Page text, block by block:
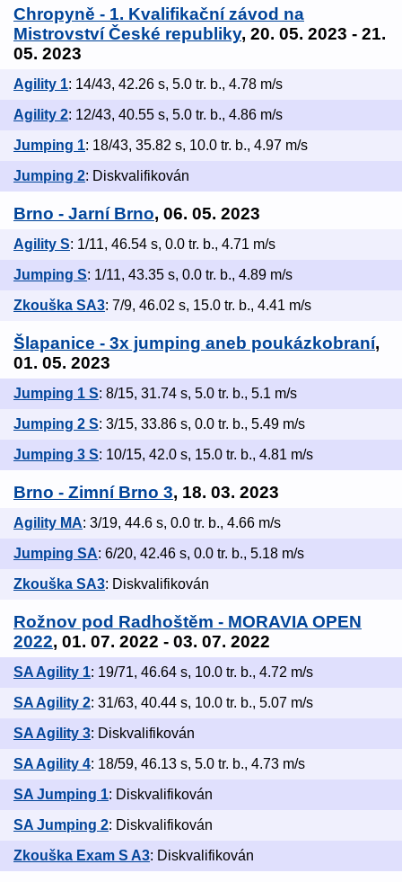
Chropyně - 1. Kvalifikační závod na
Mistrovství České republiky, 20. 05. 2023 - 21.
05. 2023
Agility 1: 14/43, 42.26 s, 5.0 tr. b., 4.78 m/s
Agility 2: 12/43, 40.55 s, 5.0 tr. b., 4.86 m/s
Jumping 1: 18/43, 35.82 s, 10.0 tr. b., 4.97 m/s
Jumping 2: Diskvalifikován
Brno - Jarní Brno, 06. 05. 2023
Agility S: 1/11, 46.54 s, 0.0 tr. b., 4.71 m/s
Jumping S: 1/11, 43.35 s, 0.0 tr. b., 4.89 m/s
Zkouška SA3: 7/9, 46.02 s, 15.0 tr. b., 4.41 m/s
Šlapanice - 3x jumping aneb poukázkobraní,
01. 05. 2023
Jumping 1 S: 8/15, 31.74 s, 5.0 tr. b., 5.1 m/s
Jumping 2 S: 3/15, 33.86 s, 0.0 tr. b., 5.49 m/s
Jumping 3 S: 10/15, 42.0 s, 15.0 tr. b., 4.81 m/s
Brno - Zimní Brno 3, 18. 03. 2023
Agility MA: 3/19, 44.6 s, 0.0 tr. b., 4.66 m/s
Jumping SA: 6/20, 42.46 s, 0.0 tr. b., 5.18 m/s
Zkouška SA3: Diskvalifikován
Rožnov pod Radhoštěm - MORAVIA OPEN
2022, 01. 07. 2022 - 03. 07. 2022
SA Agility 1: 19/71, 46.64 s, 10.0 tr. b., 4.72 m/s
SA Agility 2: 31/63, 40.44 s, 10.0 tr. b., 5.07 m/s
SA Agility 3: Diskvalifikován
SA Agility 4: 18/59, 46.13 s, 5.0 tr. b., 4.73 m/s
SA Jumping 1: Diskvalifikován
SA Jumping 2: Diskvalifikován
Zkouška Exam S A3: Diskvalifikován